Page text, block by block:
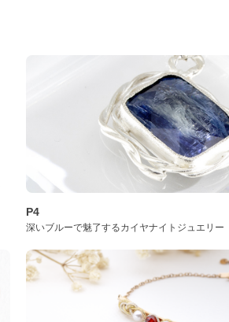
P4
深いブルーで魅了するカイヤナイトジュエリー